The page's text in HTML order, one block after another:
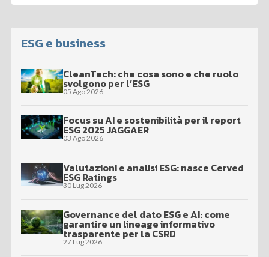
ESG e business
CleanTech: che cosa sono e che ruolo
svolgono per l’ESG
05 Ago 2026
Focus su AI e sostenibilità per il report
ESG 2025 JAGGAER
03 Ago 2026
Valutazioni e analisi ESG: nasce Cerved
ESG Ratings
30 Lug 2026
Governance del dato ESG e AI: come
garantire un lineage informativo
trasparente per la CSRD
27 Lug 2026